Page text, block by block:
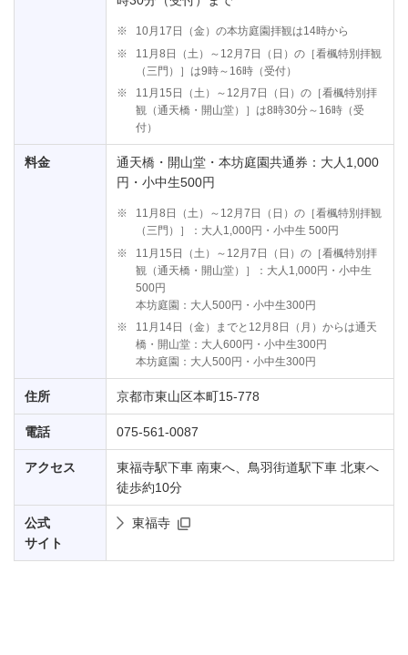
※
10月17日（金）の本坊庭園拝観は14時から
※
11月8日（土）～12月7日（日）の［看楓特別拝観
（三門）］は9時～16時（受付）
※
11月15日（土）～12月7日（日）の［看楓特別拝
観（通天橋・開山堂）］は8時30分～16時（受
付）
料金
通天橋・開山堂・本坊庭園共通券：大人1,000
円・小中生500円
※
11月8日（土）～12月7日（日）の［看楓特別拝観
（三門）］：大人1,000円・小中生 500円
※
11月15日（土）～12月7日（日）の［看楓特別拝
観（通天橋・開山堂）］：大人1,000円・小中生
500円
本坊庭園：大人500円・小中生300円
※
11月14日（金）までと12月8日（月）からは通天
橋・開山堂：大人600円・小中生300円
本坊庭園：大人500円・小中生300円
住所 京都市東山区本町15-778
電話 075-561-0087
アクセス
東福寺駅下車 南東へ、鳥羽街道駅下車 北東へ
徒歩約10分
公式
サイト
東福寺